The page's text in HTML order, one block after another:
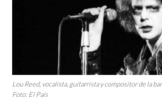
Lou Reed, vocalista, guitarrista y compositor de la
Foto: El País